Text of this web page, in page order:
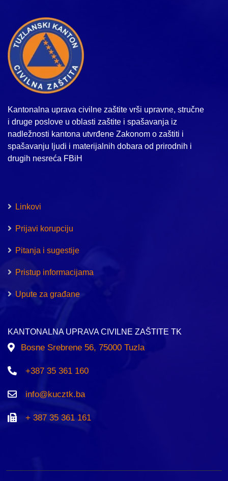
Kantonalna uprava civilne zaštite vrši upravne, stručne
i druge poslove u oblasti zaštite i spašavanja iz
nadležnosti kantona utvrđene Zakonom o zaštiti i
spašavanju ljudi i materijalnih dobara od prirodnih i
drugih nesreća FBiH
Linkovi
Prijavi korupciju
Pitanja i sugestije
Pristup informacijama
Upute za građane
KANTONALNA UPRAVA CIVILNE ZAŠTITE TK
Bosne Srebrene 56, 75000 Tuzla
+387 35 361 160
info@kucztk.ba
+ 387 35 361 161